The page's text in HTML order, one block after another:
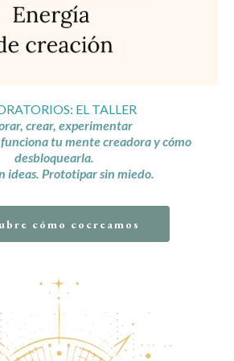
EL TALLER
crear, experimentar
tu mente creadora y cómo
desbloquearla.
ideas. Prototipar sin miedo.
cómo cocreamos